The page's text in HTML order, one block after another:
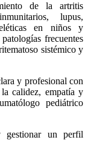
de la artritis
lupus,
en niños y
frecuentes
sistémico y
y profesional con
calidez, empatía y
pediátrico
gestionar un perfil